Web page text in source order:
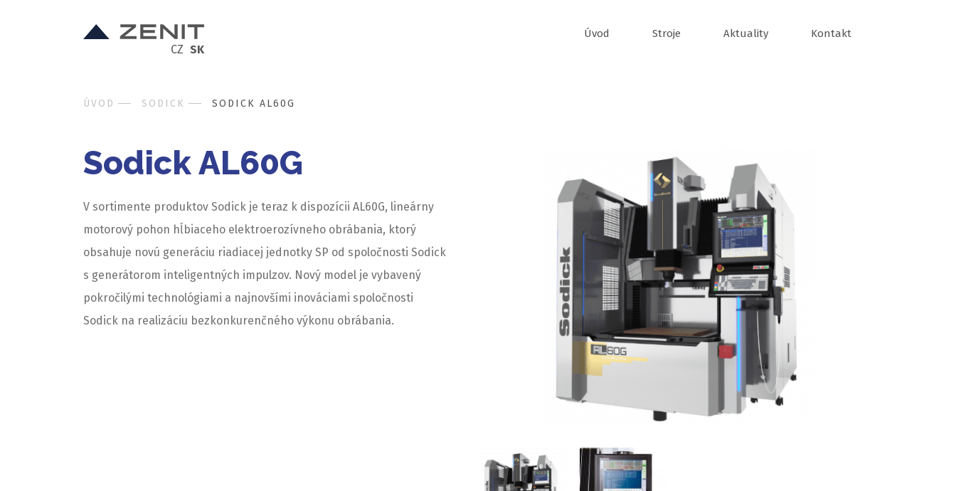
CZ SK
Úvod Stroje Aktuality Kontakt
ÚVOD SODICK SODICK AL60G
Sodick AL60G
V sortimente produktov Sodick je teraz k dispozícii AL60G, lineárny
motorový pohon hĺbiaceho elektroerozívneho obrábania, ktorý
obsahuje novú generáciu riadiacej jednotky SP od spoločnosti Sodick
s generátorom inteligentných impulzov. Nový model je vybavený
pokročilými technológiami a najnovšími inováciami spoločnosti
Sodick na realizáciu bezkonkurenčného výkonu obrábania.